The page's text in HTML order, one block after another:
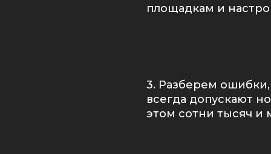
площадкам и
3. Разберем
всегда допускают
этом сотни тысяч и